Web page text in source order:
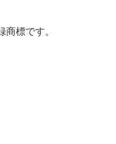
商標です。